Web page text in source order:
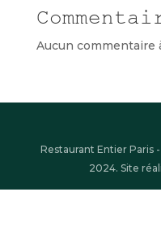
Aucun commentaire
Restaurant Entier Paris
2024. Site